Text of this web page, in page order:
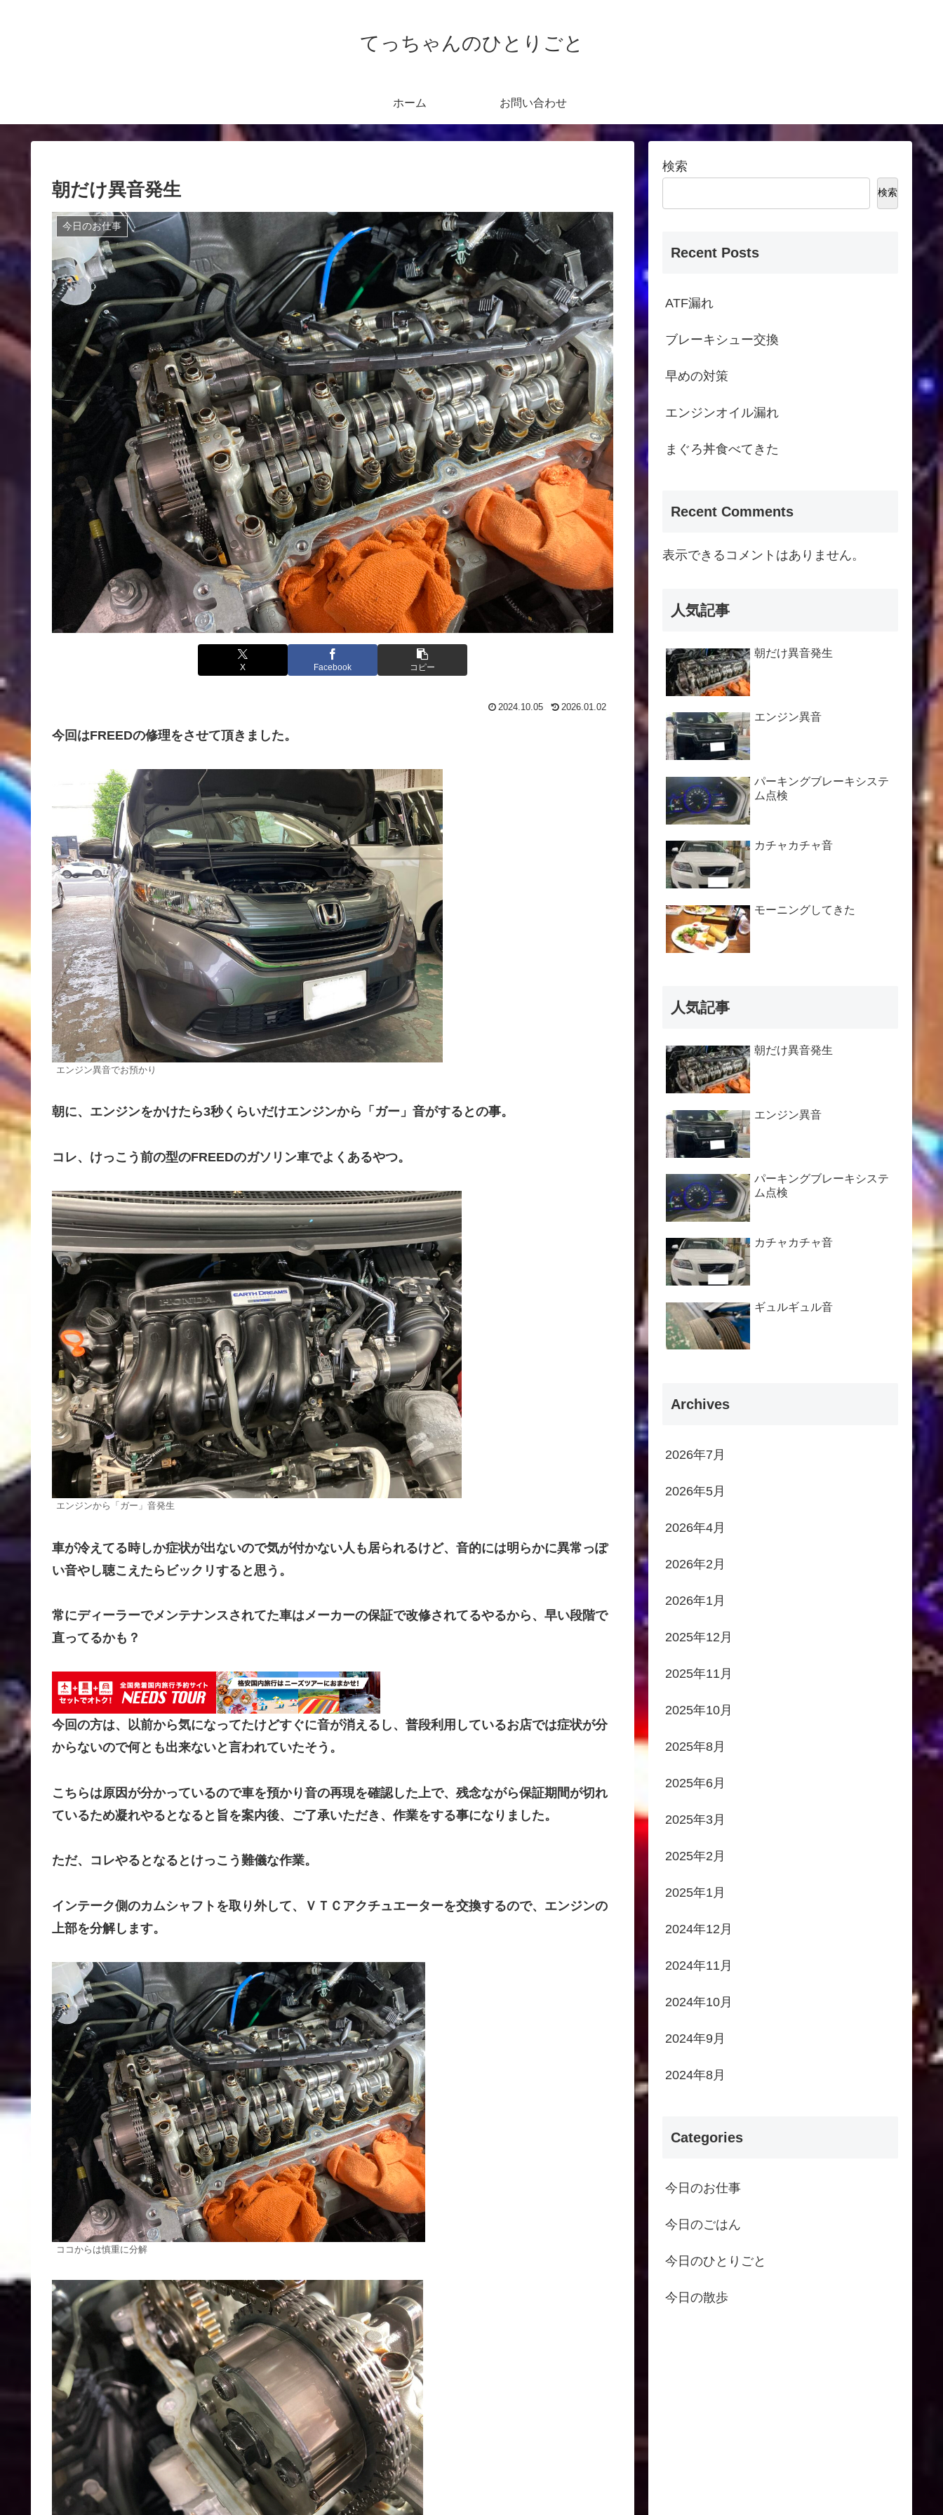
てっちゃんのひとりごと
ホーム お問い合わせ
朝だけ異音発生
今日のお仕事
X Facebook コピー
2024.10.05 2026.01.02
今回はFREEDの修理をさせて頂きました。
エンジン異音でお預かり
朝に、エンジンをかけたら3秒くらいだけエンジンから「ガー」音がするとの事。
コレ、けっこう前の型のFREEDのガソリン車でよくあるやつ。
エンジンから「ガー」音発生
車が冷えてる時しか症状が出ないので気が付かない人も居られるけど、音的には明らかに異常っぽ
い音やし聴こえたらビックリすると思う。
常にディーラーでメンテナンスされてた車はメーカーの保証で改修されてるやるから、早い段階で
直ってるかも？
今回の方は、以前から気になってたけどすぐに音が消えるし、普段利用しているお店では症状が分
からないので何とも出来ないと言われていたそう。
こちらは原因が分かっているので車を預かり音の再現を確認した上で、残念ながら保証期間が切れ
ているため凝れやるとなると旨を案内後、ご了承いただき、作業をする事になりました。
ただ、コレやるとなるとけっこう難儀な作業。
インテーク側のカムシャフトを取り外して、ＶＴＣアクチュエーターを交換するので、エンジンの
上部を分解します。
ココからは慎重に分解
検索
検索
Recent Posts
ATF漏れ
ブレーキシュー交換
早めの対策
エンジンオイル漏れ
まぐろ丼食べてきた
Recent Comments
表示できるコメントはありません。
人気記事
朝だけ異音発生
エンジン異音
パーキングブレーキシステ
ム点検
カチャカチャ音
モーニングしてきた
人気記事
朝だけ異音発生
エンジン異音
パーキングブレーキシステ
ム点検
カチャカチャ音
ギュルギュル音
Archives
2026年7月
2026年5月
2026年4月
2026年2月
2026年1月
2025年12月
2025年11月
2025年10月
2025年8月
2025年6月
2025年3月
2025年2月
2025年1月
2024年12月
2024年11月
2024年10月
2024年9月
2024年8月
Categories
今日のお仕事
今日のごはん
今日のひとりごと
今日の散歩